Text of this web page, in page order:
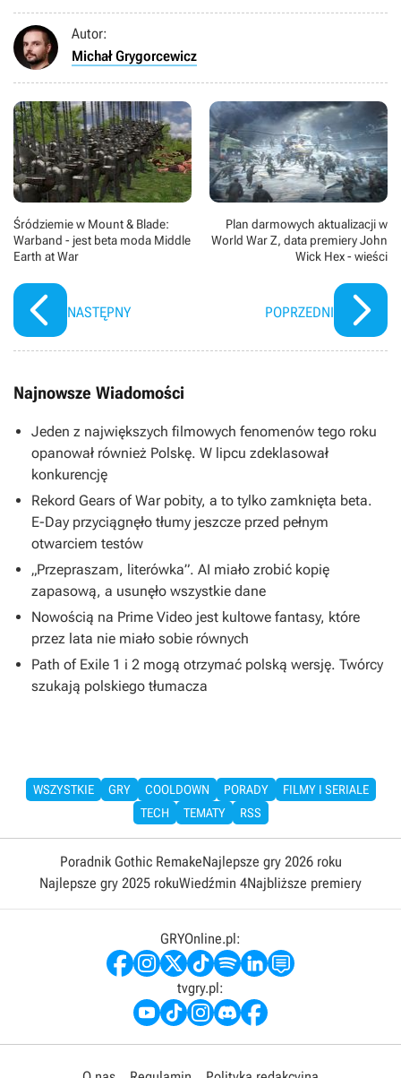
Autor:
Michał Grygorcewicz
Śródziemie w Mount & Blade:
Warband - jest beta moda Middle
Earth at War
NASTĘPNY
Plan darmowych aktualizacji w
World War Z, data premiery John
Wick Hex - wieści
POPRZEDNI
Najnowsze Wiadomości
Jeden z największych filmowych fenomenów tego roku
opanował również Polskę. W lipcu zdeklasował
konkurencję
Rekord Gears of War pobity, a to tylko zamknięta beta.
E-Day przyciągnęło tłumy jeszcze przed pełnym
otwarciem testów
„Przepraszam, literówka”. AI miało zrobić kopię
zapasową, a usunęło wszystkie dane
Nowością na Prime Video jest kultowe fantasy, które
przez lata nie miało sobie równych
Path of Exile 1 i 2 mogą otrzymać polską wersję. Twórcy
szukają polskiego tłumacza
WSZYSTKIE GRY COOLDOWN PORADY
FILMY I SERIALE
TECH
TEMATY RSS
Poradnik Gothic RemakeNajlepsze gry 2026 roku
Najlepsze gry 2025 rokuWiedźmin 4Najbliższe premiery
GRYOnline.pl:
tvgry.pl: